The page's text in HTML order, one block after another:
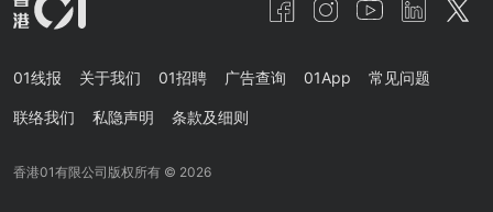
01线报 关于我们 01招聘 广告查询 01App 常见问题
联络我们 私隐声明 条款及细则
香港01有限公司版权所有 © 2026